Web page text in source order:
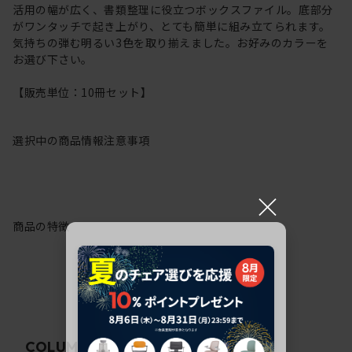
活用の幅が広く、書類整理に役立つボックスファイル。底部分
がワンタッチで起き上がり、とても簡単に組み立てられます。
気持ちの弾む明るい3色を取り揃えました。お好みのカラーを
お選び下さい。
【販売単位：10冊セット】
選択中の商品情報注意事項
商品の特徴
COLUMN関連コラム
×